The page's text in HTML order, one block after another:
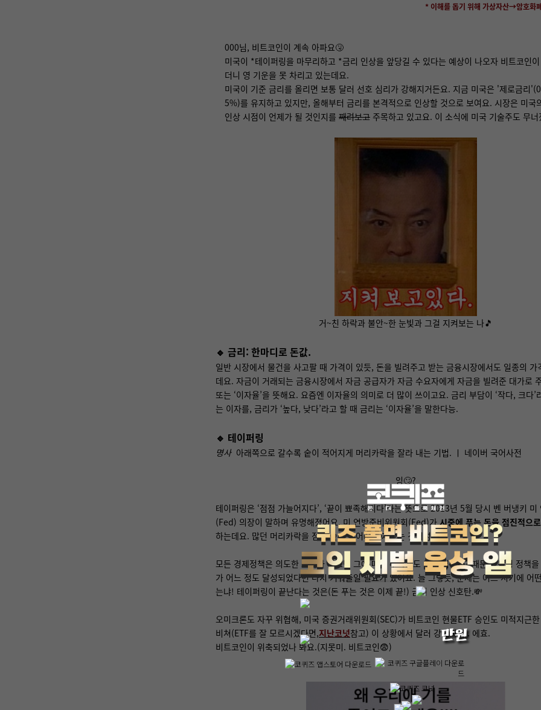
* 이해를 돕기 위해 가상자산→암호화
000님, 비트코인이 계속 아파요🤧
미국이 *테이퍼링을 마무리하고 *금리 인상을 앞당길 수 있다는 예상이 나오자 비트코인
더니 영 기운을 못 차리고 있는데요.
미국이 기준 금리를 올리면 보통 달러 선호 심리가 강해지거든요. 지금 미국은 '제로금리
5%)를 유지하고 있지만, 올해부터 금리를 본격적으로 인상할 것으로 보여요. 시장은 미국
인상 시점이 언제가 될 것인지를 째려보고 주목하고 있고요. 이 소식에 미국 기술주도 무너
거~친 하락과 불안~한 눈빛과 그걸 지켜보는 나🎵
🔹 금리: 한마디로 돈값.
일반 시장에서 물건을 사고팔 때 가격이 있듯, 돈을 빌려주고 받는 금융시장에서도 일종의 가
데요. 자금이 거래되는 금융시장에서 자금 공급자가 자금 수요자에게 자금을 빌려준 대가로
또는 ‘이자율’을 뜻해요. 요즘엔 이자율의 의미로 더 많이 쓰이고요. 금리 부담이 ‘작다, 크다’
는 이자를, 금리가 ‘높다, 낮다’라고 할 때 금리는 ‘이자율’을 말한다능.
🔹 테이퍼링
명사아래쪽으로 갈수록 숱이 적어지게 머리카락을 잘라 내는 기법. ㅣ 네이버 국어사전
잉🙄?
테이퍼링은 ‘점점 가늘어지다’, ‘끝이 뾰족해지다’라는 뜻으로 2013년 5월 당시 벤 버냉키 미
(Fed) 의장이 말하며 유명해졌어요. 미 연방준비위원회(Fed)가시중에 푸는 돈을 점진적으
하는데요. 많던 머리카락을 점점 숱이 적어지게 자르는 것처럼!👦
모든 경제정책은 의도한 효과가 있으면 그에 따른 부작용도 있는 법이죠? 때문에 특정 정책
가 어느 정도 달성되었다면 다시 거둬들일 필요가 있어요. 늘 그렇듯, 문제는 어느 시기에 어
는냐! 테이퍼링이 끝난다는 것은(돈 푸는 것은 이제 끝!) 금리 인상 신호탄.💸
오미크론도 자꾸 위협해, 미국 증권거래위원회(SEC)가 비트코인 현물ETF 승인도 미적지근
비쳐(ETF를 잘 모르시겠다면,지난코넛참고) 이 상황에서 달러 강세까지.. 에효.
비트코인이 위축되었나 봐요.(지못미. 비트코인😨)